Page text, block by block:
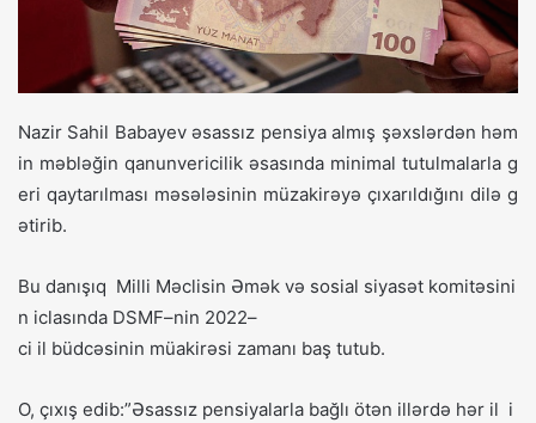
Nazir Sahil Babayev əsassız pensiya almış şəxslərdən həm
in məbləğin qanunvericilik əsasında minimal tutulmalarla g
eri qaytarılması məsələsinin müzakirəyə çıxarıldığını dilə g
ətirib.
Bu danışıq Milli Məclisin Əmək və sosial siyasət komitəsini
n iclasında DSMF–nin 2022–
ci il büdcəsinin müakirəsi zamanı baş tutub.
O, çıxış edib:”Əsassız pensiyalarla bağlı ötən illərdə hər il i